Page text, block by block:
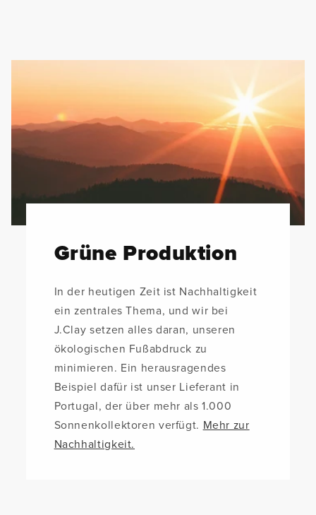
Grüne Produktion
In der heutigen Zeit ist Nachhaltigkeit
ein zentrales Thema, und wir bei
J.Clay setzen alles daran, unseren
ökologischen Fußabdruck zu
minimieren. Ein herausragendes
Beispiel dafür ist unser Lieferant in
Portugal, der über mehr als 1.000
Sonnenkollektoren verfügt. Mehr zur
Nachhaltigkeit.